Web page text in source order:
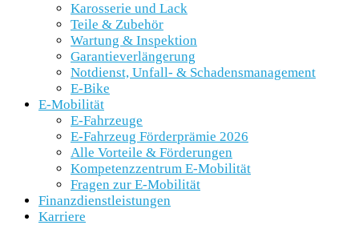
Karosserie und Lack
Teile & Zubehör
Wartung & Inspektion
Garantieverlängerung
Notdienst, Unfall- & Schadensmanagement
E-Bike
E-Mobilität
E-Fahrzeuge
E-Fahrzeug Förderprämie 2026
Alle Vorteile & Förderungen
Kompetenzzentrum E-Mobilität
Fragen zur E-Mobilität
Finanzdienstleistungen
Karriere